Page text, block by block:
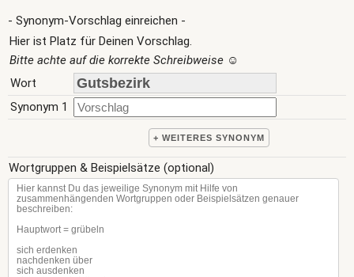
- Synonym-Vorschlag einreichen -
Hier ist Platz für Deinen Vorschlag.
Bitte achte auf die korrekte Schreibweise ☺
Wort
Synonym 1
+ WEITERES SYNONYM
Wortgruppen & Beispielsätze (optional)